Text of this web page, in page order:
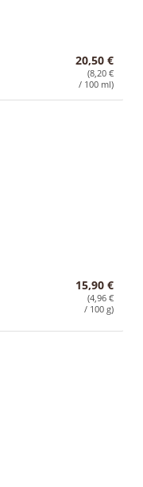
20,50 €
(8,20 €
/ 100 ml)
15,90 €
(4,96 €
/ 100 g)